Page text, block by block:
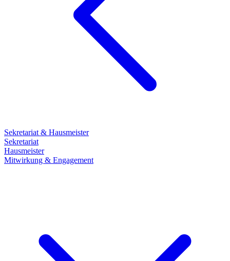
Sekretariat & Hausmeister
Sekretariat
Hausmeister
Mitwirkung & Engagement